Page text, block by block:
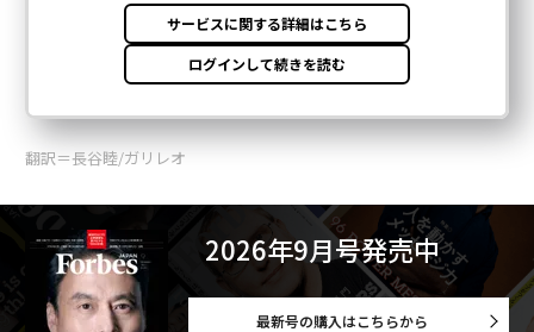
翻訳＝長谷睦/ガリレオ
2026年9月号発売中
最新号の購入はこちらから